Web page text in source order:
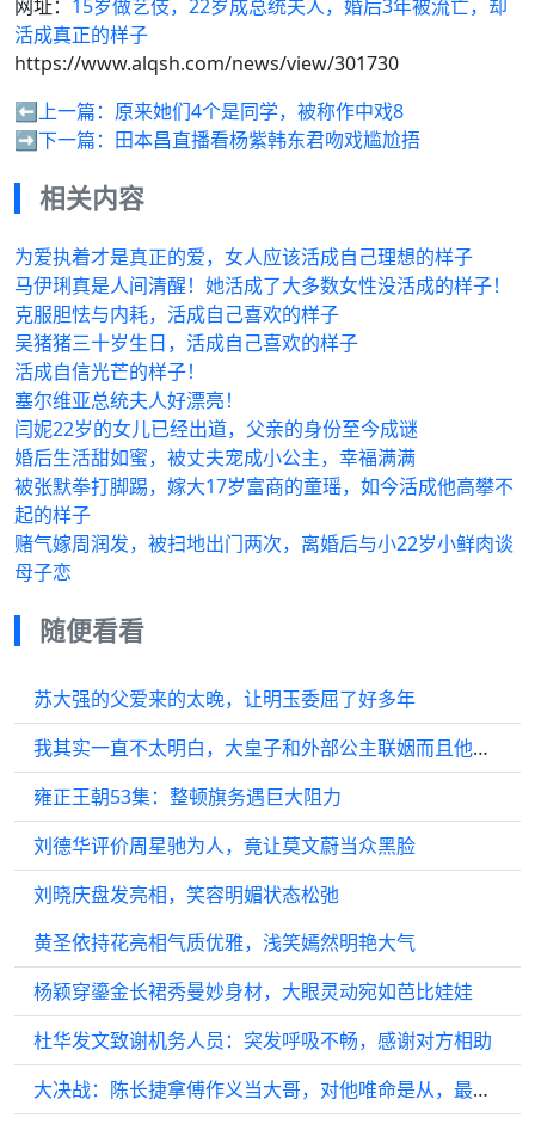
网址： 15岁做艺伎，22岁成总统夫人，婚后3年被流亡，却
活成真正的样子
https://www.alqsh.com/news/view/301730
⬅️上一篇： 原来她们4个是同学，被称作中戏8
➡️下一篇： 田本昌直播看杨紫韩东君吻戏尴尬捂
相关内容
为爱执着才是真正的爱，女人应该活成自己理想的样子
马伊琍真是人间清醒！她活成了大多数女性没活成的样子！
克服胆怯与内耗，活成自己喜欢的样子
吴猪猪三十岁生日，活成自己喜欢的样子
活成自信光芒的样子！
塞尔维亚总统夫人好漂亮！
闫妮22岁的女儿已经出道，父亲的身份至今成谜
婚后生活甜如蜜，被丈夫宠成小公主，幸福满满
被张默拳打脚踢，嫁大17岁富商的童瑶，如今活成他高攀不
起的样子
赌气嫁周润发，被扫地出门两次，离婚后与小22岁小鲜肉谈
母子恋
随便看看
苏大强的父爱来的太晚，让明玉委屈了好多年
我其实一直不太明白，大皇子和外部公主联姻而且他还手握重兵他能争皇位吗？
雍正王朝53集：整顿旗务遇巨大阻力
刘德华评价周星驰为人，竟让莫文蔚当众黑脸
刘晓庆盘发亮相，笑容明媚状态松弛
黄圣依持花亮相气质优雅，浅笑嫣然明艳大气
杨颖穿鎏金长裙秀曼妙身材，大眼灵动宛如芭比娃娃
杜华发文致谢机务人员：突发呼吸不畅，感谢对方相助
大决战：陈长捷拿傅作义当大哥，对他唯命是从，最后却惨遭抛弃！